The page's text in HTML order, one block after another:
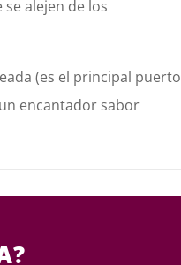
alejen de los
(es el principal puerto
encantador sabor